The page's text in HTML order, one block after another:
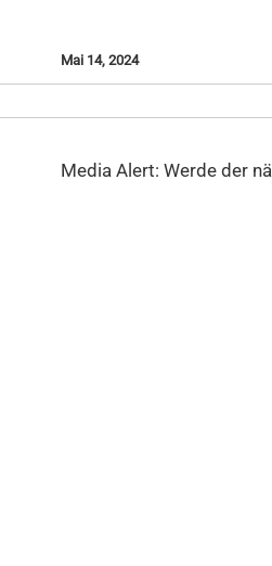
Mai 14, 2024
Media Alert: Werde der